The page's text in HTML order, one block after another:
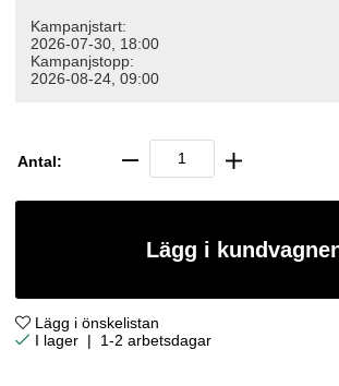
Kampanjstart:
2026-07-30, 18:00
Kampanjstopp:
2026-08-24, 09:00
Antal:
Lägg i
Lägg i önskelistan
| 1-2 arbetsdagar